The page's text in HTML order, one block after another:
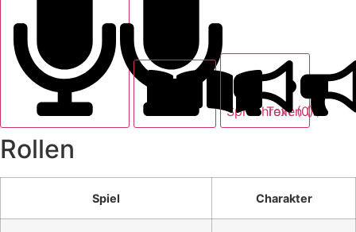
Sprechrollen (1)
Text (0)
Rollen
Spiel Charakter